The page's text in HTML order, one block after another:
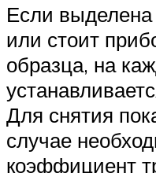
Если
или стоит
образца, на
Для снятия
случае
коэффициент